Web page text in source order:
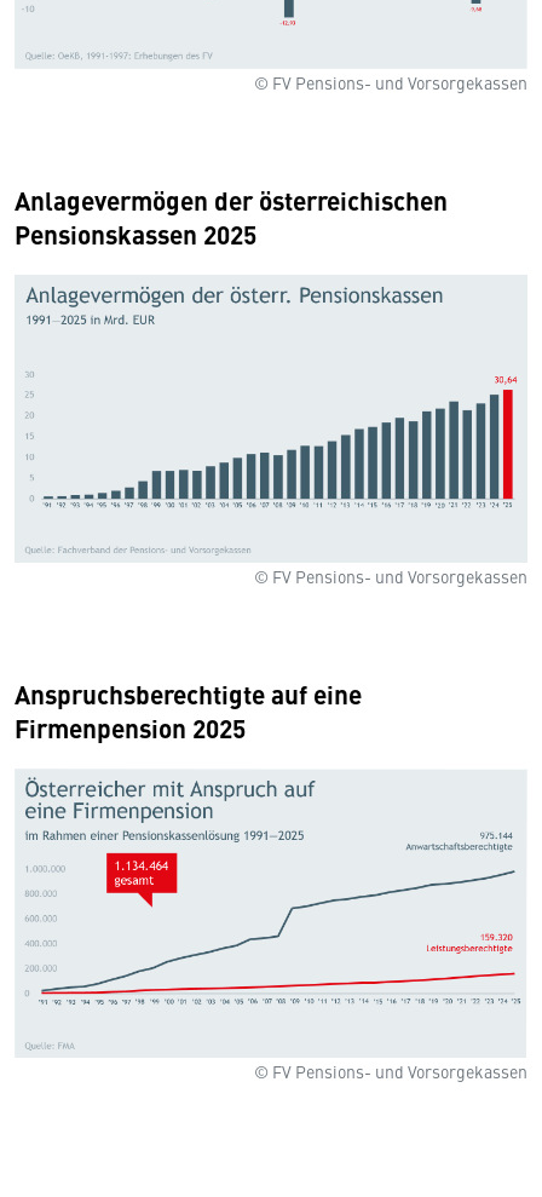
© FV Pensions- und Vorsorgekassen
Anlagevermögen der österreichischen
Pensionskassen 2025
© FV Pensions- und Vorsorgekassen
Anspruchsberechtigte auf eine
Firmenpension 2025
© FV Pensions- und Vorsorgekassen